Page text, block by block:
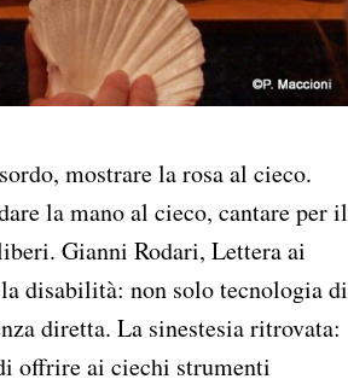
mostrare la rosa al cieco.
la mano al cieco, cantare per il
Gianni Rodari, Lettera ai
disabilità: non solo tecnologia di
diretta. La sinestesia ritrovata:
offrire ai ciechi strumenti